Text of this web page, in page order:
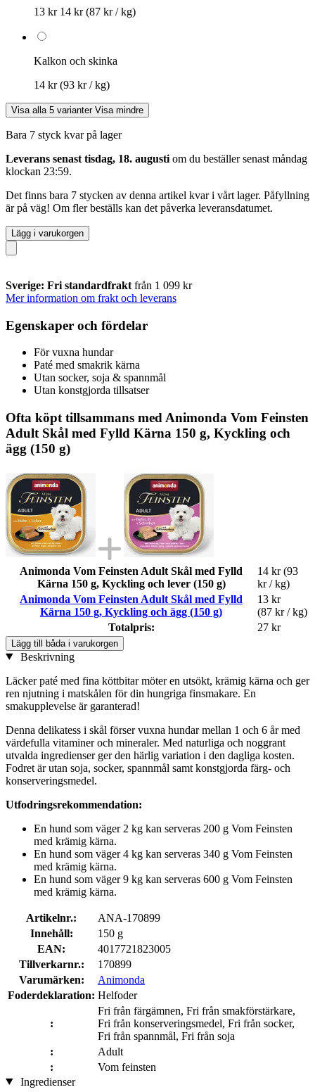
13 kr 14 kr (87 kr / kg)
Kalkon och skinka
14 kr(93 kr / kg)
Visa alla 5 varianter Visa mindre
Bara 7 styck kvar på lager
Leverans senast tisdag, 18. augusti om du beställer senast måndag
klockan 23:59.
Det finns bara 7 stycken av denna artikel kvar i vårt lager. Påfyllning
är på väg! Om fler beställs kan det påverka leveransdatumet.
Lägg i varukorgen
Sverige: Fri standardfrakt från 1 099 kr
Mer information om frakt och leverans
Egenskaper och fördelar
För vuxna hundar
Paté med smakrik kärna
Utan socker, soja & spannmål
Utan konstgjorda tillsatser
Ofta köpt tillsammans med Animonda Vom Feinsten
Adult Skål med Fylld Kärna 150 g, Kyckling och
ägg (150 g)
Animonda Vom Feinsten Adult Skål med Fylld
Kärna 150 g, Kyckling och lever (150 g)
14 kr (93
kr / kg)
Animonda Vom Feinsten Adult Skål med Fylld
Kärna 150 g, Kyckling och ägg (150 g)
13 kr
(87 kr / kg)
Totalpris:
27 kr
Lägg till båda i varukorgen
Beskrivning
Läcker paté med fina köttbitar möter en utsökt, krämig kärna och ger
ren njutning i matskålen för din hungriga finsmakare. En
smakupplevelse är garanterad!
Denna delikatess i skål förser vuxna hundar mellan 1 och 6 år med
värdefulla vitaminer och mineraler. Med naturliga och noggrant
utvalda ingredienser ger den härlig variation i den dagliga kosten.
Fodret är utan soja, socker, spannmål samt konstgjorda färg- och
konserveringsmedel.
Utfodringsrekommendation:
En hund som väger 2 kg kan serveras 200 g Vom Feinsten
med krämig kärna.
En hund som väger 4 kg kan serveras 340 g Vom Feinsten
med krämig kärna.
En hund som väger 9 kg kan serveras 600 g Vom Feinsten
med krämig kärna.
Artikelnr.:
ANA-170899
Innehåll:
150 g
EAN:
4017721823005
Tillverkarnr.:
170899
Varumärken:
Animonda
Foderdeklaration: Helfoder
:
Fri från färgämnen, Fri från smakförstärkare,
Fri från konserveringsmedel, Fri från socker,
Fri från spannmål, Fri från soja
:
Adult
:
Vom feinsten
Ingredienser